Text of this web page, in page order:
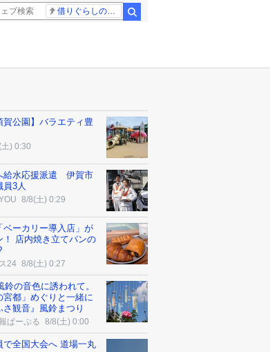
借りぐらしのアリエッティ 耳をすませば
賀公園】バラエティ豊
) 0:30
給水応援派遣 伊賀市
員3人
8/8(土) 0:29
ベーカリー導入店」が
！ 店内焼き立てパンの
24 8/8(土) 0:27
鈴の音色に誘われて。
宮都」めぐりと一緒に
観音』風鈴まつり
ぱーぷる 8/8(土) 0:00
で全国大会へ 道場一丸